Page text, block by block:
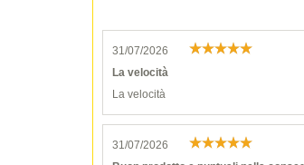
31/07/2026
La velocità
La velocità
31/07/2026